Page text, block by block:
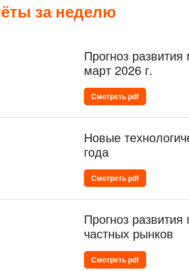
за неделю
Прогноз
март 2026 г.
Смотреть pdf
Новые
года
Смотреть pdf
Прогноз развития
частных рынков
Смотреть pdf